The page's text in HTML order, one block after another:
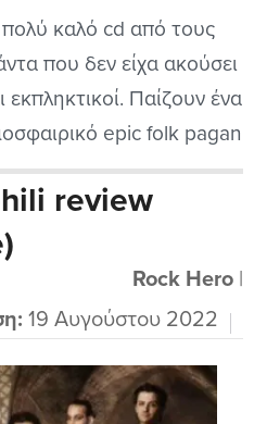
καλό cd από τους
που δεν είχα ακούσει
εκπληκτικοί. Παίζουν ένα
epic folk pagan
που μου θύμισαν τους
Wept.
και αυτή είναι η
σε στούντιο. Όλα...
review
Rock Hero|
19 Αυγούστου 2022